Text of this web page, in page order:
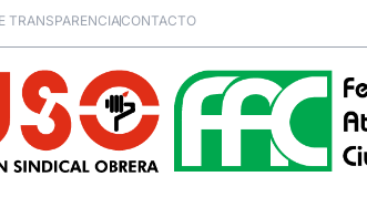
TRANSPARENCIACONTACTO